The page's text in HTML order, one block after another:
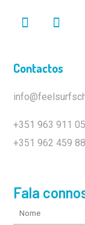
Contactos
+351 963 911
+351 962 459
Fala